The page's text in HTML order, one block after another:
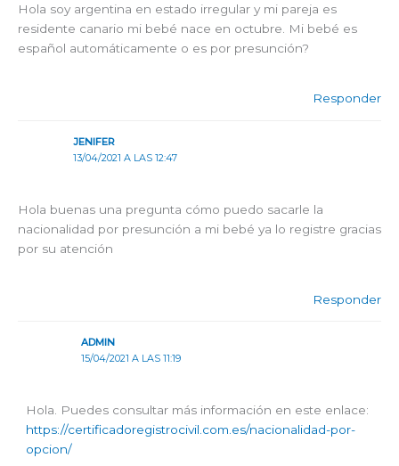
Hola soy argentina en estado irregular y mi pareja es
residente canario mi bebé nace en octubre. Mi bebé es
español automáticamente o es por presunción?
Responder
JENIFER
13/04/2021 A LAS 12:47
Hola buenas una pregunta cómo puedo sacarle la
nacionalidad por presunción a mi bebé ya lo registre gracias
por su atención
Responder
ADMIN
15/04/2021 A LAS 11:19
Hola. Puedes consultar más información en este enlace:
https://certificadoregistrocivil.com.es/nacionalidad-por-
opcion/